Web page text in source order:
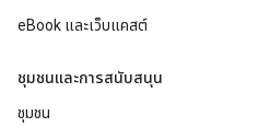
eBook และเว็บแคสต์
ชุมชนและการสนับสนุน
ชุมชน